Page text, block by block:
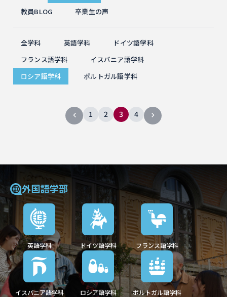
教員BLOG
卒業生の声
全学科 英語学科
ドイツ語学科
フランス語学科
イスパニア語学科
ロシア語学科
ポルトガル語学科
1 2 3 4
外国語学部
英語学科 ドイツ語学科 フランス語学科
イスパニア語学科 ロシア語学科 ポルトガル語学科